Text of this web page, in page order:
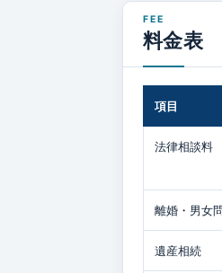
料金表
項目
法律相談料
離婚・男女
遺産相続